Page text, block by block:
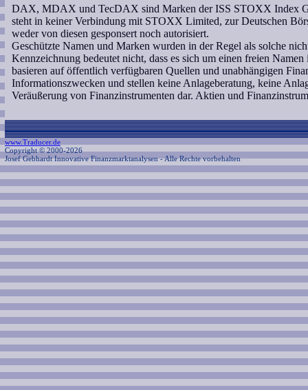
DAX, MDAX und TecDAX sind Marken der ISS STOXX Index
steht in keiner Verbindung mit STOXX Limited, zur Deutschen
weder von diesen gesponsert noch autorisiert.
Geschützte Namen und Marken wurden in der Regel als solche
Kennzeichnung bedeutet nicht, dass es sich um einen freien
basieren auf öffentlich verfügbaren Quellen und unabhängigen
Informationszwecken und stellen keine Anlageberatung, keine
Veräußerung von Finanzinstrumenten dar. Aktien und
www.Traducer.de
Copyright © 2000-2026
Josef Gebhardt Innovative Finanzmarktanalysen - Alle Rechte vorbehalten